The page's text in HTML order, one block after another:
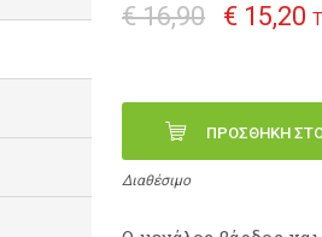
€ 16,90 € 15,20
ΠΡΟΣΘΗΚΗ
Διαθέσιμο